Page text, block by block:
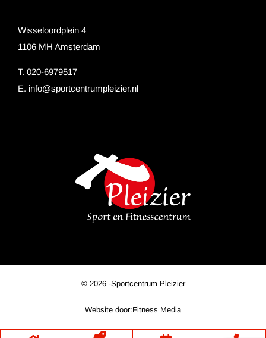
Wisseloordplein 4
1106 MH Amsterdam
T. 020-6979517
E. info@sportcentrumpleizier.nl
© 2026 -Sportcentrum Pleizier
Website door:Fitness Media